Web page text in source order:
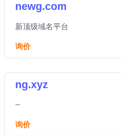
newg.com
新顶级域名平台
询价
ng.xyz
--
询价